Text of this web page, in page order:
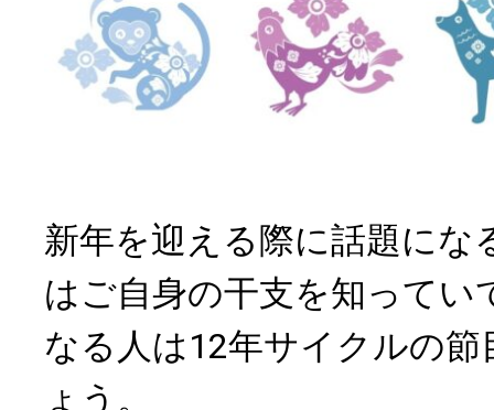
新年を迎える際に話題にな
はご自身の干支を知ってい
なる人は12年サイクルの
ょう。